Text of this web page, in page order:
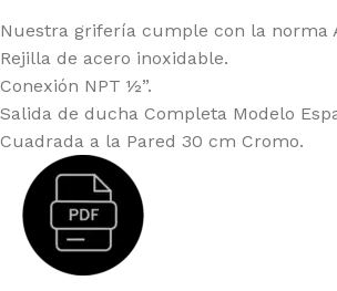
Nuestra grifería cumple con la norma
Rejilla de acero inoxidable.
Conexión NPT ½”.
Salida de ducha Completa Modelo
Cuadrada a la Pared 30 cm Cromo.